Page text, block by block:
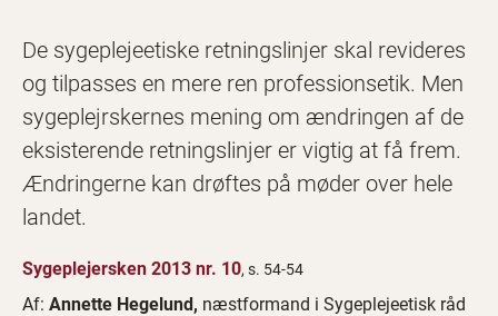
De sygeplejeetiske retningslinjer skal revideres
og tilpasses en mere ren professionsetik. Men
sygeplejrskernes mening om ændringen af de
eksisterende retningslinjer er vigtig at få frem.
Ændringerne kan drøftes på møder over hele
landet.
Sygeplejersken 2013 nr. 10, s. 54-54
Af: Annette Hegelund, næstformand i Sygeplejeetisk råd